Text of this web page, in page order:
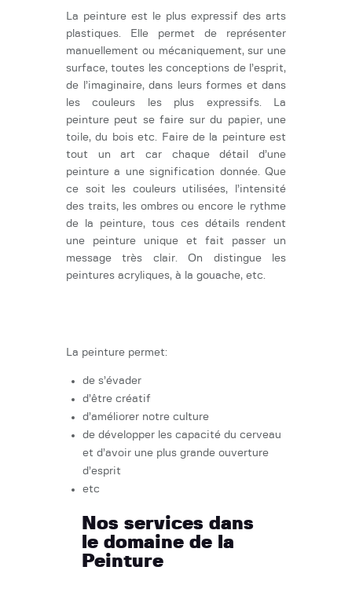
La peinture est le plus expressif des arts
plastiques. Elle permet de représenter
manuellement ou mécaniquement, sur une
surface, toutes les conceptions de l’esprit,
de l’imaginaire, dans leurs formes et dans
les couleurs les plus expressifs. La
peinture peut se faire sur du papier, une
toile, du bois etc. Faire de la peinture est
tout un art car chaque détail d’une
peinture a une signification donnée. Que
ce soit les couleurs utilisées, l’intensité
des traits, les ombres ou encore le rythme
de la peinture, tous ces détails rendent
une peinture unique et fait passer un
message très clair. On distingue les
peintures acryliques, à la gouache, etc.
La peinture permet:
de s’évader
d’être créatif
d’améliorer notre culture
de développer les capacité du cerveau
et d’avoir une plus grande ouverture
d’esprit
etc
Nos services dans
le domaine de la
Peinture